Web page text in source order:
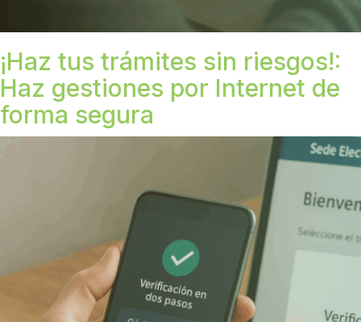
¡Haz tus trámites sin riesgos!:
Haz gestiones por Internet de
forma segura